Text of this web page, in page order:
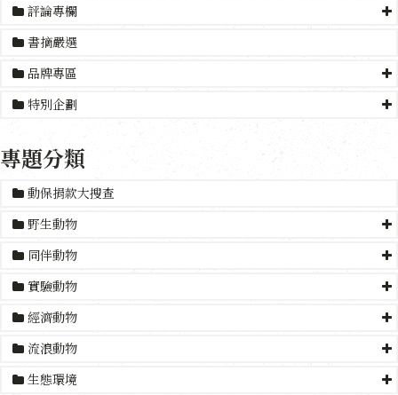
評論專欄
書摘嚴選
品牌專區
特別企劃
專題分類
動保捐款大搜查
野生動物
同伴動物
實驗動物
經濟動物
流浪動物
生態環境